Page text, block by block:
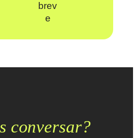
brev
e
conversar?